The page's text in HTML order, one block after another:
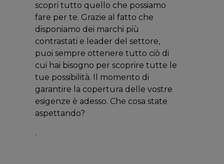
scopri tutto quello che possiamo
fare per te. Grazie al fatto che
disponiamo dei marchi più
contrastati e leader del settore,
puoi sempre ottenere tutto ciò di
cui hai bisogno per scoprire tutte le
tue possibilità. Il momento di
garantire la copertura delle vostre
esigenze è adesso. Che cosa state
aspettando?
.